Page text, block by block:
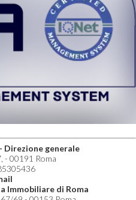
Direzione generale
- 00191 Roma
Immobiliare di Roma